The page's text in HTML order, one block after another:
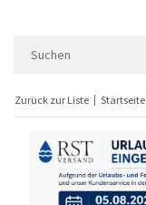
Zurück zur Liste Startseite